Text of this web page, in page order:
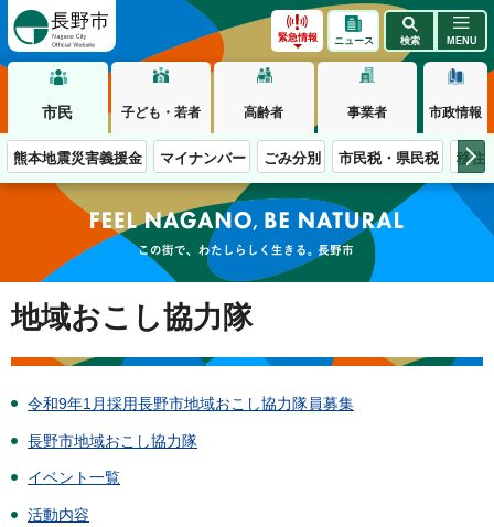
緊急情報 ニュース 検索 MENU
市民 子ども・若者 高齢者 事業者 市政情報
熊本地震災害義援金 マイナンバー ごみ分別 市民税・県民税 移住
この街で、わたしらしく生きる。長野市
地域おこし協力隊
令和9年1月採用長野市地域おこし協力隊員募集
長野市地域おこし協力隊
イベント一覧
活動内容